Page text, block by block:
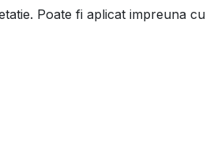
Poate fi aplicat impreuna cu